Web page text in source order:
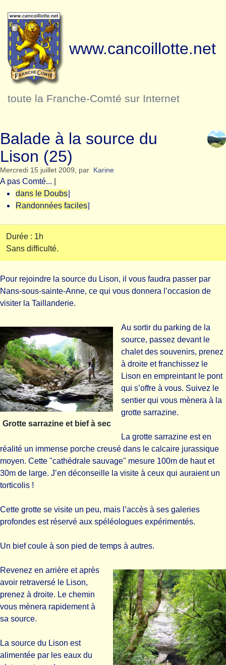
www.cancoillotte.net
toute la Franche-Comté sur Internet
Balade à la source du
Lison (25)
Mercredi 15 juillet 2009, par Karine
A pas Comté...
dans le Doubs
Randonnées faciles
Durée : 1h
Sans difficulté.
Pour rejoindre la source du Lison, il vous faudra passer par
Nans-sous-sainte-Anne, ce qui vous donnera l’occasion de
visiter la Taillanderie.
Grotte sarrazine et bief à sec
Au sortir du parking de la
source, passez devant le
chalet des souvenirs, prenez
à droite et franchissez le
Lison en empreintant le pont
qui s’offre à vous. Suivez le
sentier qui vous mènera à la
grotte sarrazine.
La grotte sarrazine est en
réalité un immense porche creusé dans le calcaire jurassique
moyen. Cette "cathédrale sauvage" mesure 100m de haut et
30m de large. J’en déconseille la visite à ceux qui auraient un
torticolis !
Cette grotte se visite un peu, mais l’accès à ses galeries
profondes est réservé aux spéléologues expérimentés.
Un bief coule à son pied de temps à autres.
Revenez en arrière et après
avoir retraversé le Lison,
prenez à droite. Le chemin
vous mènera rapidement à
sa source.
La source du Lison est
alimentée par les eaux du